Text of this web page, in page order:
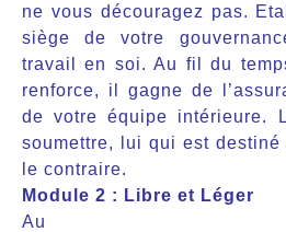
ne vous découragez pas.
siège de votre
travail en soi. Au fil du
renforce, il gagne de
de votre équipe intérieure.
soumettre, lui qui est destiné
le contraire.
Module 2 : Libre et Léger
Au